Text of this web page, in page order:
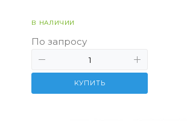
В НАЛИЧИИ
По запросу
КУПИТЬ